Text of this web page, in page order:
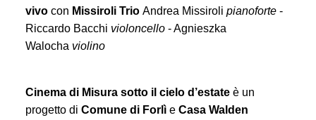
vivo con Missiroli Trio Andrea Missiroli pianoforte -
Riccardo Bacchi violoncello - Agnieszka
Walocha violino
Cinema di Misura sotto il cielo d’estate è un
progetto di Comune di Forlì e Casa Walden